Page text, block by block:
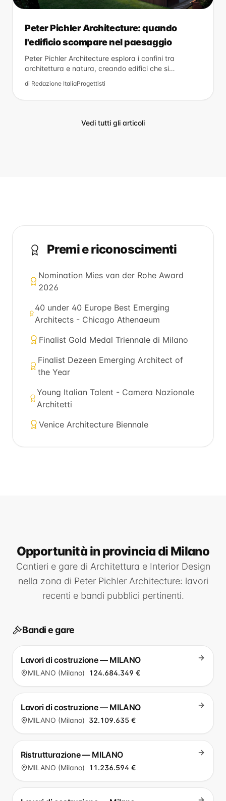
Peter Pichler Architecture: quando
l'edificio scompare nel paesaggio
Peter Pichler Architecture esplora i confini tra
architettura e natura, creando edifici che si
sorprendenti.
di Redazione ItaliaProgettisti
Vedi tutti gli articoli
Premi e riconoscimenti
Nomination Mies van der Rohe Award
2026
40 under 40 Europe Best Emerging
Architects - Chicago Athenaeum
Finalist Gold Medal Triennale di Milano
Finalist Dezeen Emerging Architect of
the Year
Young Italian Talent - Camera Nazionale
Architetti
Venice Architecture Biennale
Opportunità in provincia di Milano
Cantieri e gare di Architettura e Interior Design
nella zona di Peter Pichler Architecture: lavori
recenti e bandi pubblici pertinenti.
Bandi e gare
Lavori di costruzione — MILANO
MILANO (Milano) 124.684.349 €
Lavori di costruzione — MILANO
MILANO (Milano) 32.109.635 €
Ristrutturazione — MILANO
MILANO (Milano) 11.236.594 €